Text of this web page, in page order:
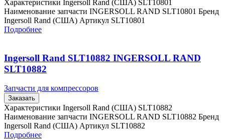
Характеристики Ingersoll Rand (США) SLT10801
Наименование запчасти INGERSOLL RAND SLT10801 Бренд
Ingersoll Rand (США) Артикул SLT10801
Подробнее
Ingersoll Rand SLT10882 INGERSOLL RAND
SLT10882
Запчасти для компрессоров
Заказать
Характеристики Ingersoll Rand (США) SLT10882
Наименование запчасти INGERSOLL RAND SLT10882 Бренд
Ingersoll Rand (США) Артикул SLT10882
Подробнее